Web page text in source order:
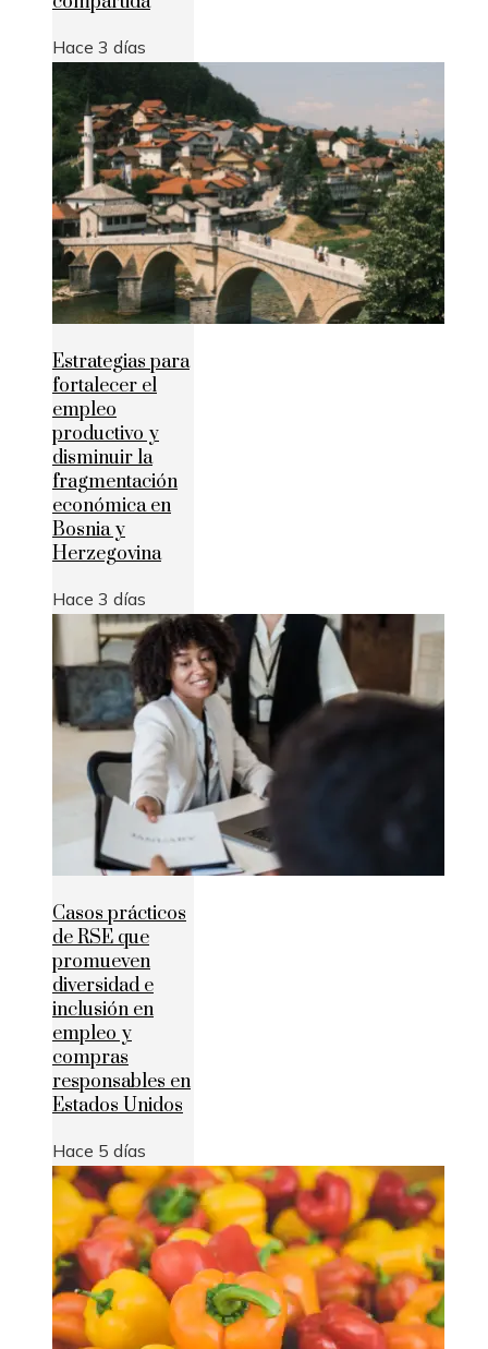
Hace 3 días
Estrategias para
fortalecer el
empleo
productivo y
disminuir la
fragmentación
económica en
Bosnia y
Herzegovina
Hace 3 días
Casos prácticos
de RSE que
promueven
diversidad e
inclusión en
empleo y
compras
responsables en
Estados Unidos
Hace 5 días